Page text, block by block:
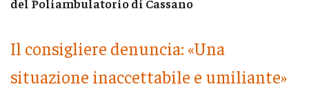
Il consigliere denuncia: «Una
situazione inaccettabile e umiliante»